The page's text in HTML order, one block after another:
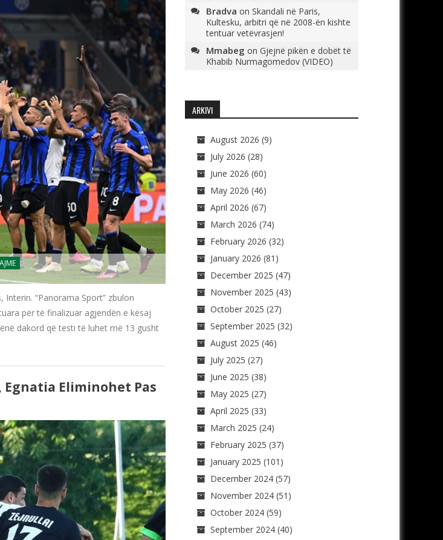
“Panorama Sport” zbulon
për të finalizuar agjendën e kësaj
dakord që testi të luhet më 13 gusht
Egnatia Eliminohet Pas
Bradva on Skandali në Paris,
Kultesku, arbitri që në 2008-ën kishte
tentuar vetëvrasjen!
Mmabeg on Gjejnë pikën e dobët të
Khabib Nurmagomedov (VIDEO)
ARKIVI
August 2026 (9)
July 2026 (28)
June 2026 (60)
May 2026 (46)
April 2026 (67)
March 2026 (74)
February 2026 (32)
January 2026 (81)
December 2025 (47)
November 2025 (43)
October 2025 (27)
September 2025 (32)
August 2025 (46)
July 2025 (27)
June 2025 (38)
May 2025 (27)
April 2025 (33)
March 2025 (24)
February 2025 (37)
January 2025 (101)
December 2024(57)
November 2024(51)
October 2024(59)
September 2024(40)